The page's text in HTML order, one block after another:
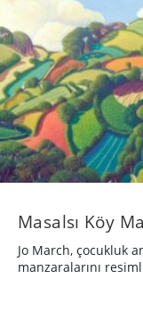
Masalsı Köy
Jo March, çocukluk
manzaralarını